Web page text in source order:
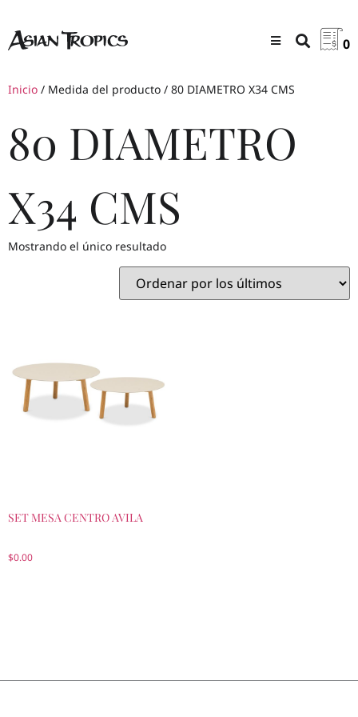
0
Inicio / Medida del producto / 80 DIAMETRO X34 CMS
80 DIAMETRO
X34 CMS
Mostrando el único resultado
SET MESA CENTRO AVILA
$0.00